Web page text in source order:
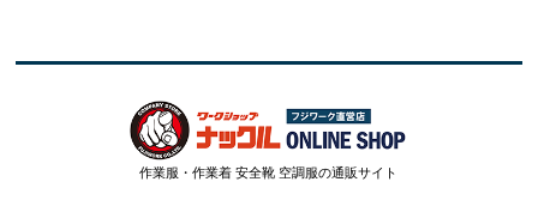
作業服・作業着 安全靴 空調服の通販サイト